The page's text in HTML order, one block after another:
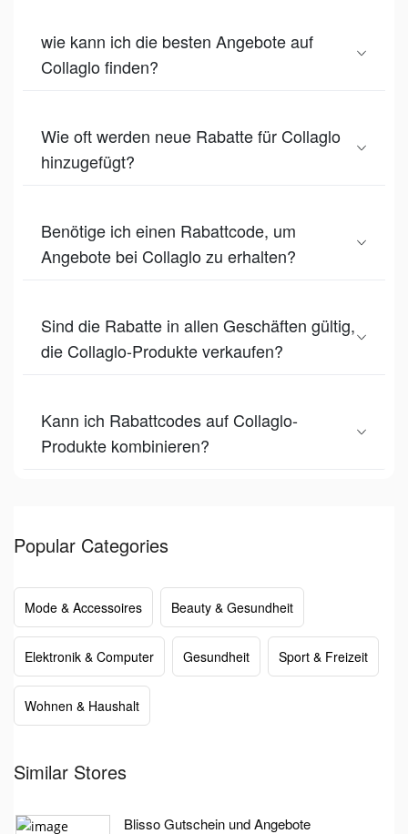
wie kann ich die besten Angebote auf
Collaglo finden?
Wie oft werden neue Rabatte für Collaglo
hinzugefügt?
Benötige ich einen Rabattcode, um
Angebote bei Collaglo zu erhalten?
Sind die Rabatte in allen Geschäften gültig,
die Collaglo-Produkte verkaufen?
Kann ich Rabattcodes auf Collaglo-
Produkte kombinieren?
Popular Categories
Mode & Accessoires Beauty & Gesundheit
Elektronik & Computer Gesundheit Sport & Freizeit
Wohnen & Haushalt
Similar Stores
Blisso Gutschein und Angebote